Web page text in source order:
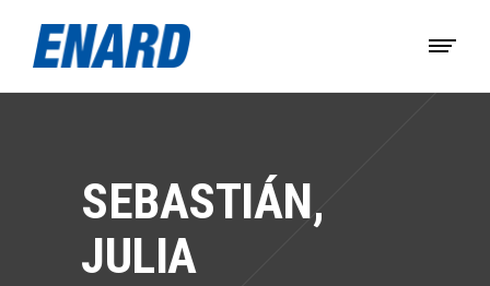
SEBASTIÁN,
JULIA